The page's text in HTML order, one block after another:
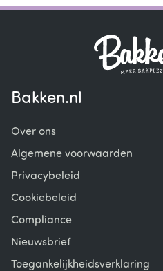
Bakken.nl
Over ons
Algemene voorwaarden
Privacybeleid
Cookiebeleid
Compliance
Nieuwsbrief
Toegankelijkheidsverklaring